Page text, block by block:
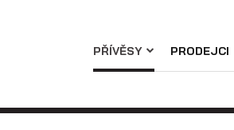
PŘÍVĚSY PRODEJCI
Servis